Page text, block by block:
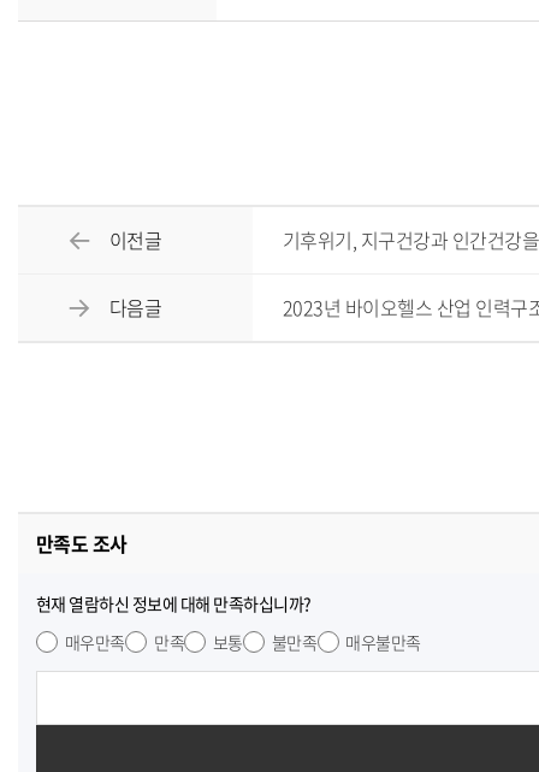
이전글 기후위기, 지구건강과 인간건강
다음글 2023년 바이오헬스 산업 인력구
만족도 조사
현재 열람하신 정보에 대해 만족하십니까?
매우만족
만족 보통 불만족 매우불만족